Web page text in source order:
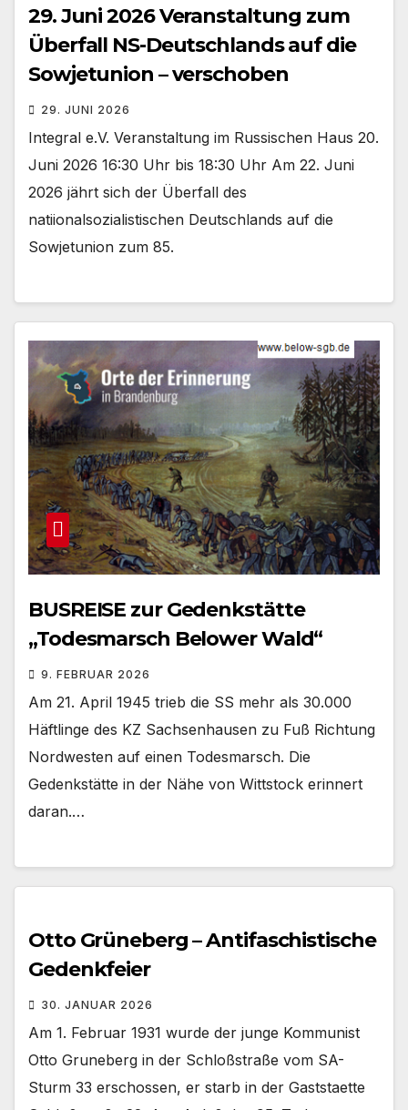
29. Juni 2026 Veranstaltung zum
Überfall NS-Deutschlands auf die
Sowjetunion – verschoben
29. JUNI 2026
Integral e.V. Veranstaltung im Russischen Haus 20.
Juni 2026 16:30 Uhr bis 18:30 Uhr Am 22. Juni
2026 jährt sich der Überfall des
natiionalsozialistischen Deutschlands auf die
Sowjetunion zum 85.
BUSREISE zur Gedenkstätte
„Todesmarsch Belower Wald“
9. FEBRUAR 2026
Am 21. April 1945 trieb die SS mehr als 30.000
Häftlinge des KZ Sachsenhausen zu Fuß Richtung
Nordwesten auf einen Todesmarsch. Die
Gedenkstätte in der Nähe von Wittstock erinnert
daran.…
Otto Grüneberg – Antifaschistische
Gedenkfeier
30. JANUAR 2026
Am 1. Februar 1931 wurde der junge Kommunist
Otto Gruneberg in der Schloßstraße vom SA-
Sturm 33 erschossen, er starb in der Gaststaette